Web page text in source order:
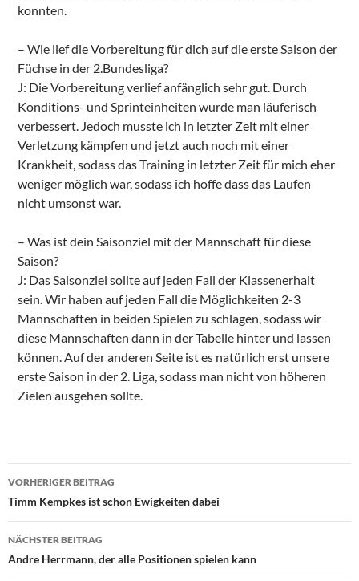
konnten.
– Wie lief die Vorbereitung für dich auf die erste Saison der
Füchse in der 2.Bundesliga?
J: Die Vorbereitung verlief anfänglich sehr gut. Durch
Konditions- und Sprinteinheiten wurde man läuferisch
verbessert. Jedoch musste ich in letzter Zeit mit einer
Verletzung kämpfen und jetzt auch noch mit einer
Krankheit, sodass das Training in letzter Zeit für mich eher
weniger möglich war, sodass ich hoffe dass das Laufen
nicht umsonst war.
– Was ist dein Saisonziel mit der Mannschaft für diese
Saison?
J: Das Saisonziel sollte auf jeden Fall der Klassenerhalt
sein. Wir haben auf jeden Fall die Möglichkeiten 2-3
Mannschaften in beiden Spielen zu schlagen, sodass wir
diese Mannschaften dann in der Tabelle hinter und lassen
können. Auf der anderen Seite ist es natürlich erst unsere
erste Saison in der 2. Liga, sodass man nicht von höheren
Zielen ausgehen sollte.
Beitragsnavigation
VORHERIGER BEITRAG
Timm Kempkes ist schon Ewigkeiten dabei
NÄCHSTER BEITRAG
Andre Herrmann, der alle Positionen spielen kann